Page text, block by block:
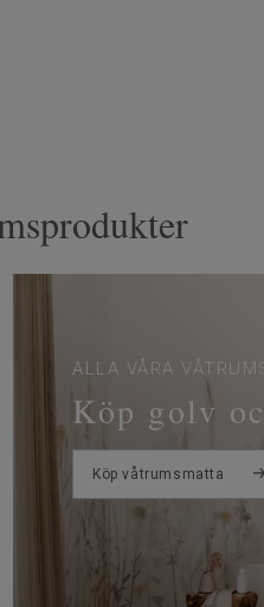
ALLA VÅRA
Köp golv
Köp våtrumsmatta